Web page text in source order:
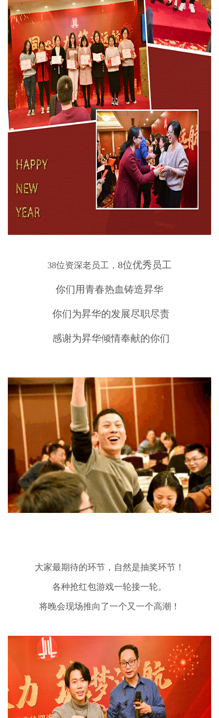
38位资深老员工， 8位优秀员工
你们用青春热血铸造昇华
你们为昇华的发展尽职尽责
感谢为昇华倾情奉献的你们
大家最期待的环节，自然是抽奖环节！
各种抢红包游戏一轮接一轮。
将晚会现场推向了一个又一个高潮！